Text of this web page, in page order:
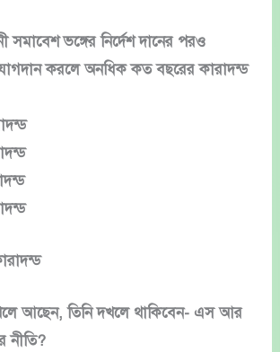
সমাবেশ ভঙ্গের নির্দেশ দানের পরও
করলে অনধিক কত বছরের কারাদন্ড
আছেন, তিনি দখলে থাকিবেন- এস আর
নীতি?